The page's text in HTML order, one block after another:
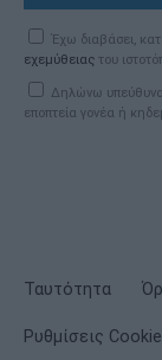
Έχω διαβάσει,
εχεμύθειας του
Δηλώνω υπεύθυνα
εποπτεία γονέα ή
Ταυτότητα
Ρυθμίσεις